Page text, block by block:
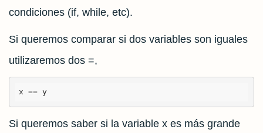
condiciones (if, while, etc).
Si queremos comparar si dos variables son iguales
utilizaremos dos =,
x == y
Si queremos saber si la variable x es más grande